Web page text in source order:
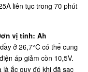
liên tục trong 70 phút
vị tính: Ah
ở 26,7°C có thể cung
áp giảm còn 10,5V.
ắc quy đó khi đã sạc